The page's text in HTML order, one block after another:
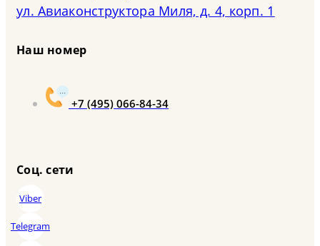
ул. Авиаконструктора Миля, д. 4, корп. 1
Наш номер
+7 (495) 066-84-34
Соц. сети
Viber
Telegram